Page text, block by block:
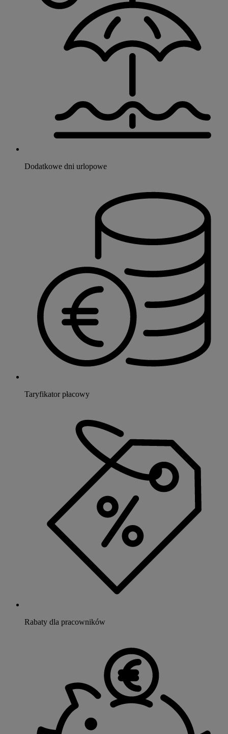
Dodatkowe dni urlopowe
Taryfikator płacowy
Rabaty dla pracowników